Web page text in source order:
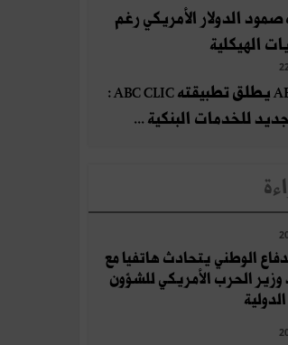
الدولار الأمريكي رغم
الهيكلية
بنك ABC يطلق تطبيقته ABC CLIC :
للخدمات البنكية ...
الوطني يتحادث هاتفيا مع
الحرب الأمريكي للشؤون